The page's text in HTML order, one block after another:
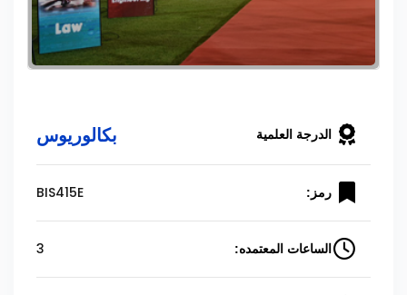
الدرجة العلمية بكالوريوس
رمز: BIS415E
الساعات المعتمده: 3